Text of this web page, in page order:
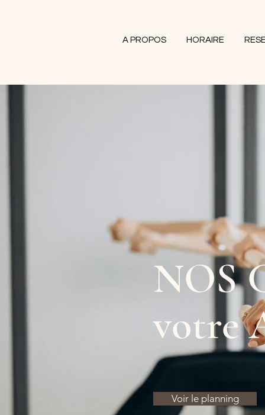
A PROPOS HORAIRE
NOS
votre
Voir le planning